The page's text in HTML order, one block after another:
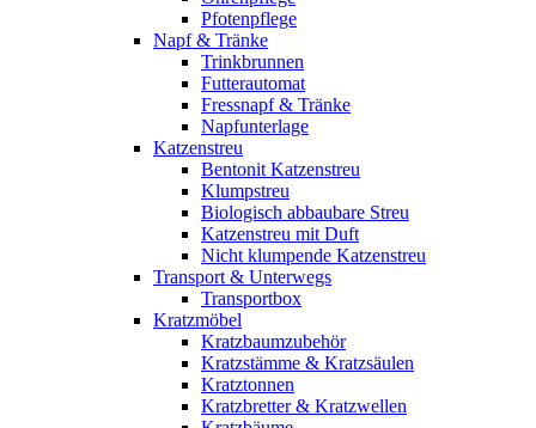
Pfotenpflege
Napf & Tränke
Trinkbrunnen
Futterautomat
Fressnapf & Tränke
Napfunterlage
Katzenstreu
Bentonit Katzenstreu
Klumpstreu
Biologisch abbaubare Streu
Katzenstreu mit Duft
Nicht klumpende Katzenstreu
Transport & Unterwegs
Transportbox
Kratzmöbel
Kratzbaumzubehör
Kratzstämme & Kratzsäulen
Kratztonnen
Kratzbretter & Kratzwellen